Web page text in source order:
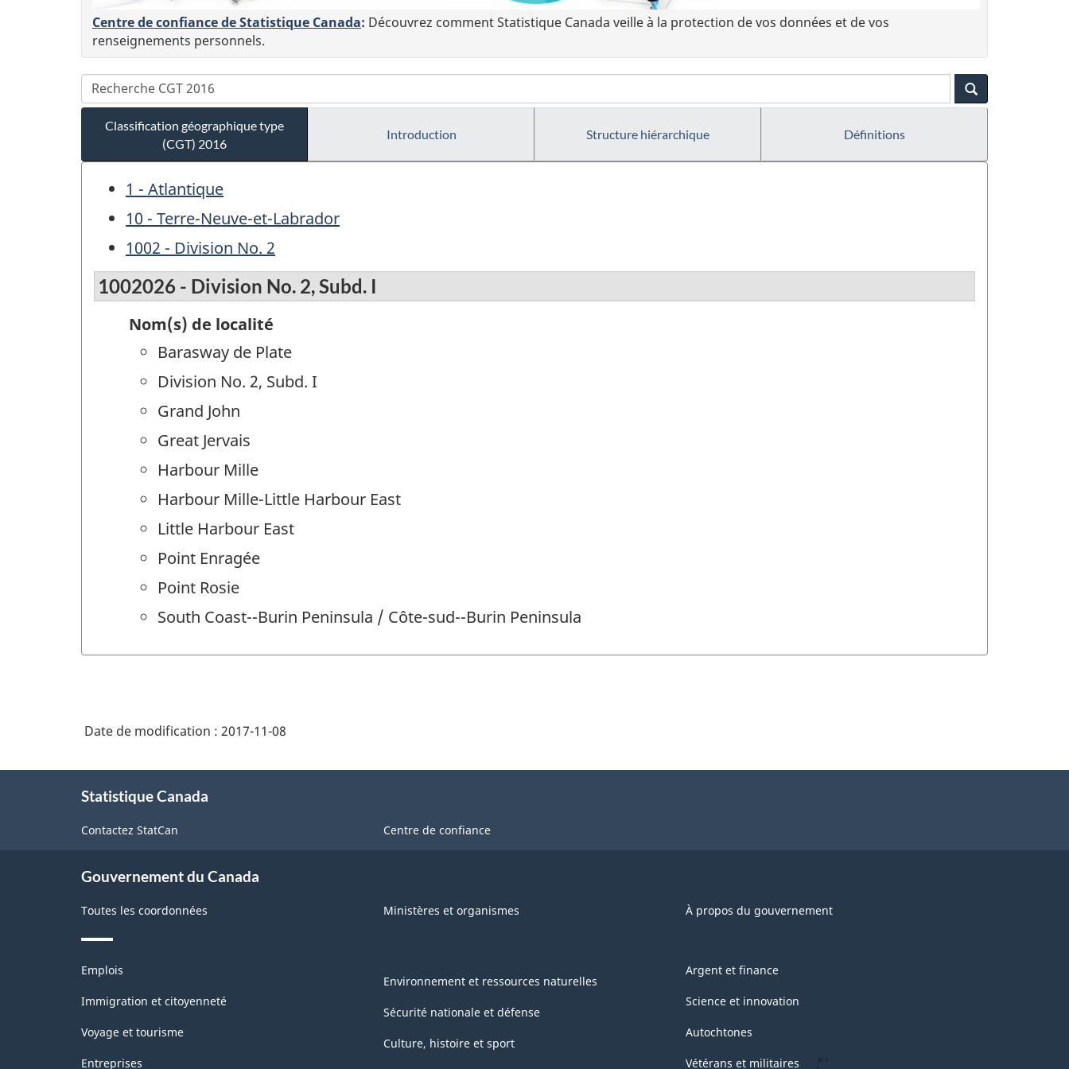
Centre de confiance de Statistique Canada: Découvrez comment Statistique Canada veille à la protection de vos données et de vos
renseignements personnels.
Classification géographique type
(CGT) 2016
Introduction Structure hiérarchique Définitions
1 - Atlantique
10 - Terre-Neuve-et-Labrador
1002 - Division No. 2
1002026 - Division No. 2, Subd. I
Nom(s) de localité
Barasway de Plate
Division No. 2, Subd. I
Grand John
Great Jervais
Harbour Mille
Harbour Mille-Little Harbour East
Little Harbour East
Point Enragée
Point Rosie
South Coast--Burin Peninsula / Côte-sud--Burin Peninsula
Date de modification : 2017-11-08
Statistique Canada
Contactez StatCan Centre de confiance
Gouvernement du Canada
Toutes les coordonnées Ministères et organismes À propos du gouvernement
Thèmes
sujets
Emplois
Immigration et citoyenneté
Voyage et tourisme
Entreprises
Environnement et ressources naturelles
Sécurité nationale et défense
Culture, histoire et sport
Argent et finance
Science et innovation
Autochtones
Vétérans et militaires